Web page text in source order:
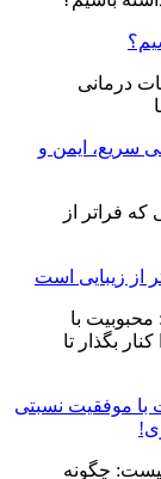
سریع، ایمن و
از زیبایی است
با موفقیت نسبتی